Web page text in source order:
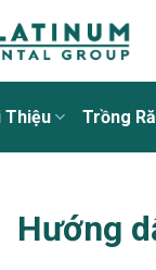
Thiệu Trồng
Hướng